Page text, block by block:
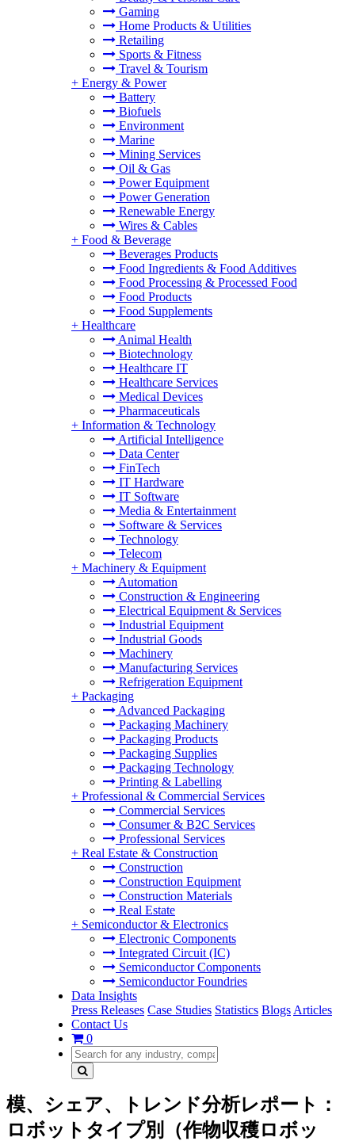
Gaming
Home Products & Utilities
Retailing
Sports & Fitness
Travel & Tourism
+ Energy & Power
Battery
Biofuels
Environment
Marine
Mining Services
Oil & Gas
Power Equipment
Power Generation
Renewable Energy
Wires & Cables
+ Food & Beverage
Beverages Products
Food Ingredients & Food Additives
Food Processing & Processed Food
Food Products
Food Supplements
+ Healthcare
Animal Health
Biotechnology
Healthcare IT
Healthcare Services
Medical Devices
Pharmaceuticals
+ Information & Technology
Artificial Intelligence
Data Center
FinTech
IT Hardware
IT Software
Media & Entertainment
Software & Services
Technology
Telecom
+ Machinery & Equipment
Automation
Construction & Engineering
Electrical Equipment & Services
Industrial Equipment
Industrial Goods
Machinery
Manufacturing Services
Refrigeration Equipment
+ Packaging
Advanced Packaging
Packaging Machinery
Packaging Products
Packaging Supplies
Packaging Technology
Printing & Labelling
+ Professional & Commercial Services
Commercial Services
Consumer & B2C Services
Professional Services
+ Real Estate & Construction
Construction
Construction Equipment
Construction Materials
Real Estate
+ Semiconductor & Electronics
Electronic Components
Integrated Circuit (IC)
Semiconductor Components
Semiconductor Foundries
Data Insights
Press Releases Case Studies Statistics Blogs Articles
Contact Us
0
模、シェア、トレンド分析レポート：
ロボットタイプ別（作物収穫ロボッ